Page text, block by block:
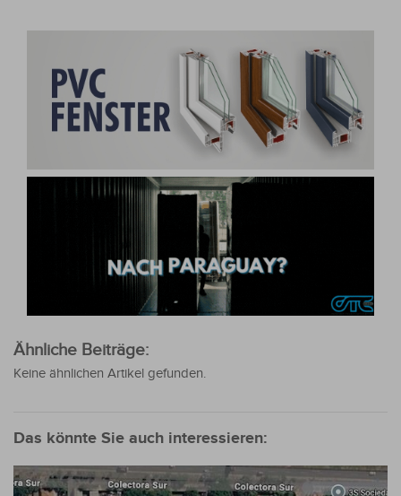
Ähnliche Beiträge:
Keine ähnlichen Artikel gefunden.
Das könnte Sie auch interessieren: